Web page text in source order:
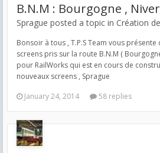
B.N.M : Bourgogne ,
Sprague posted a topic in Création
Bonsoir à tous , T.P.S Team vous
screens pris sur la route B.N.M (
pour RailWorks qui est en cours de
nouveaux screens , Sprague
January 24, 2014
58 replies